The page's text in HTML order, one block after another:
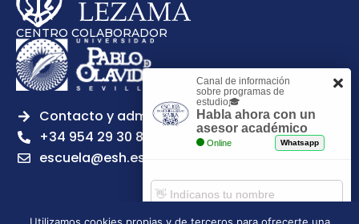
CENTRO COLABORADOR
Contacto y admisiones
+34 954 29 30 81
escuela@esh.es
Canal de información
sobre programas de
estudio🎓
Habla ahora con un
asesor académico
Online Whatsapp